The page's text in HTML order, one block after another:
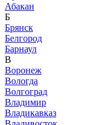
Абакан
Б
Брянск
Белгород
Барнаул
В
Воронеж
Вологда
Волгоград
Владимир
Владикавказ